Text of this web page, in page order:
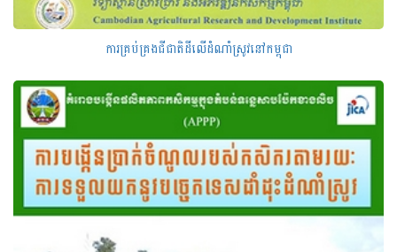
ការគ្រប់គ្រងជីជាតិដីលើដំណាំស្រូវនៅកម្ពុជា